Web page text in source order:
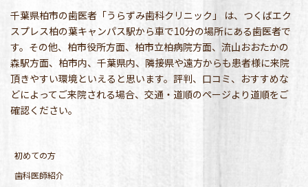
千葉県柏市の歯医者「うらずみ歯科クリニック」 は、つくばエク
スプレス柏の葉キャンパス駅から車で10分の場所にある歯医者で
す。その他、柏市役所方面、柏市立柏病院方面、流山おおたかの
森駅方面、柏市内、千葉県内、隣接県や遠方からも患者様に来院
頂きやすい環境といえると思います。評判、口コミ、おすすめな
どによってご来院される場合、交通・道順のページより道順をご
確認ください。
初めての方
歯科医師紹介